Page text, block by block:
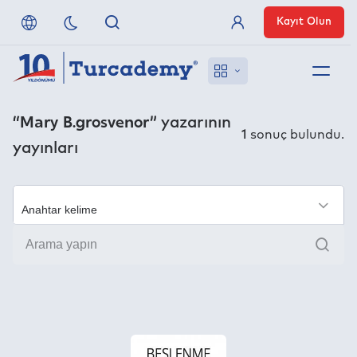
Referanslarımız
Uzaktan Erişim
Nasıl Erişirim
Üye Girişi
Kayıt Olun
“Mary B.grosvenor” yazarının
yayınları
1 sonuç bulundu.
Ara